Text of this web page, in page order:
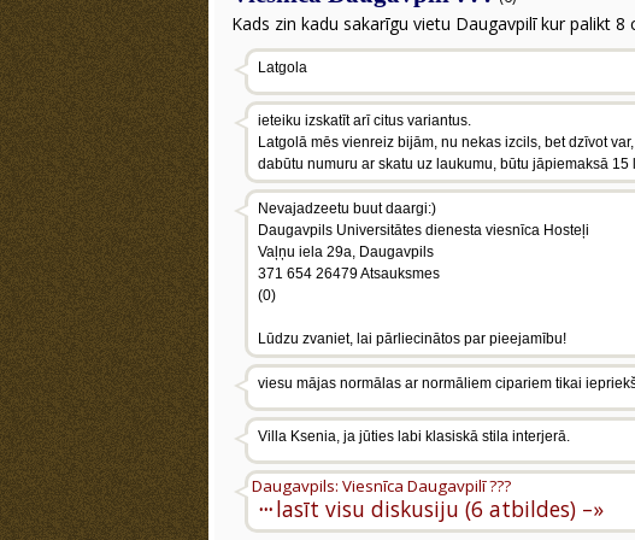
Kads zin kadu sakarīgu vietu Daugavpilī kur palikt 8
Latgola
ieteiku izskatīt arī citus variantus.
Latgolā mēs vienreiz bijām, nu nekas izcils, bet dzīvot
dabūtu numuru ar skatu uz laukumu, būtu jāpiemaksā 15
Nevajadzeetu buut daargi:)
Daugavpils Universitātes dienesta viesnīca Hosteļi
Vaļņu iela 29a, Daugavpils
371 654 26479 Atsauksmes
(0)
Lūdzu zvaniet, lai pārliecinātos par pieejamību!
viesu mājas normālas ar normāliem cipariem tikai
Villa Ksenia, ja jūties labi klasiskā stila interjerā.
···
Daugavpils: Viesnīca Daugavpilī ???
lasīt visu diskusiju (6 atbildes) –»